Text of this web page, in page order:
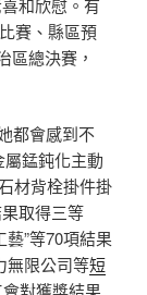
和欣慰。有
賽、縣區預
區總決賽，
都會感到不
屬錳鈍化主動
材背栓掛件掛
取得三等
”等70項結果
無限公司等短
對獲獎結果